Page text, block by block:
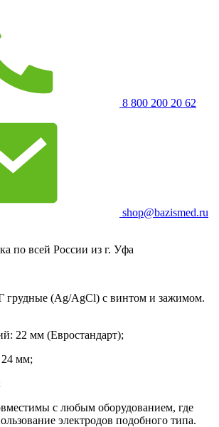
8 800 200 20 62
shop@bazismed.ru
по всей России из г. Уфа
грудные (Ag/AgCl) с винтом и зажимом.
22 мм (Евростандарт);
мм;
с любым оборудованием, где
электродов подобного типа.